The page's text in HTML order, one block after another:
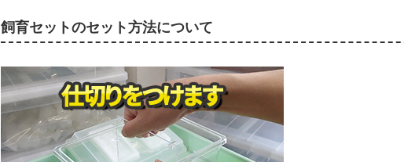
飼育セットのセット方法について